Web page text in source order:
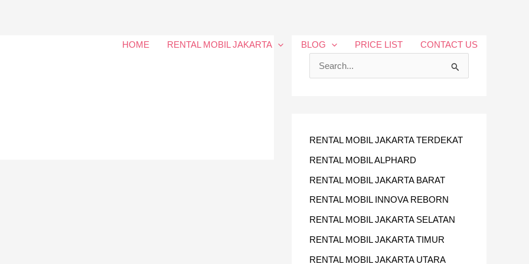
HOME RENTAL MOBIL JAKARTA BLOG PRICE LIST CONTACT US
U
N
T
RENTAL MOBIL JAKARTA TERDEKAT
RENTAL MOBIL ALPHARD
RENTAL MOBIL JAKARTA BARAT
RENTAL MOBIL INNOVA REBORN
RENTAL MOBIL JAKARTA SELATAN
RENTAL MOBIL JAKARTA TIMUR
RENTAL MOBIL JAKARTA UTARA